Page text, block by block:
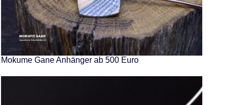
Mokume Gane Anhänger ab 500 Euro